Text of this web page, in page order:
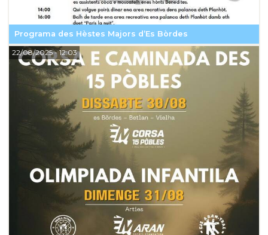
Programa des Hèstes Majors d’Es Bòrdes
22/08/2025- 12:03